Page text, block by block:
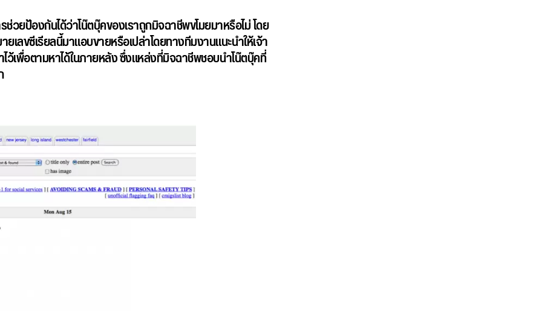
วยป้องกันได้ว่าโน๊ตบุ๊คของเราถูกมิจฉาชีพขโมยมาหรือไม่ โดย
ลขซีเรียลนี้มาแอบขายหรือเปล่าโดยทางทีมงานแนะนำให้เจ้า
ว้เพื่อตามหาได้ในภายหลัง ซึ่งแหล่งที่มิจฉาชีพชอบนำโน๊ตบุ๊คที่